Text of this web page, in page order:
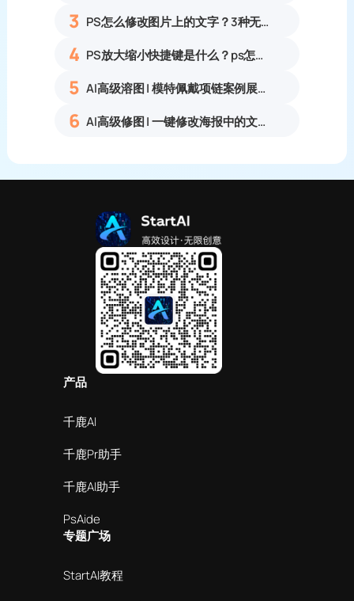
3 PS怎么修改图片上的文字？3种无痕改字方法，新手也能搞定
4 PS放大缩小快捷键是什么？ps怎么把图片拉大拉小？
5 AI高级溶图 | 模特佩戴项链案例展示
6 AI高级修图 | 一键修改海报中的文字
产品
千鹿AI
千鹿Pr助手
千鹿AI助手
PsAide
专题广场
StartAI教程